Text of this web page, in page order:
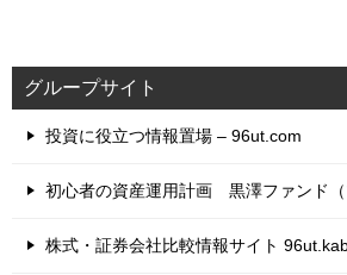
グループサイト
投資に役立つ情報置場 – 96ut.com
初心者の資産運用計画 黒澤ファンド（
株式・証券会社比較情報サイト